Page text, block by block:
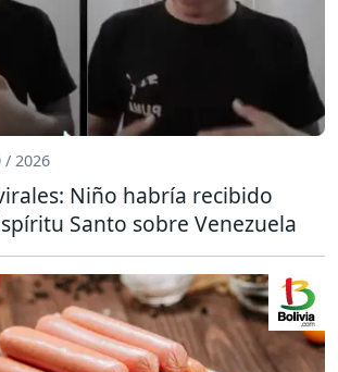
/ 2026
Niño habría recibido
Santo sobre Venezuela